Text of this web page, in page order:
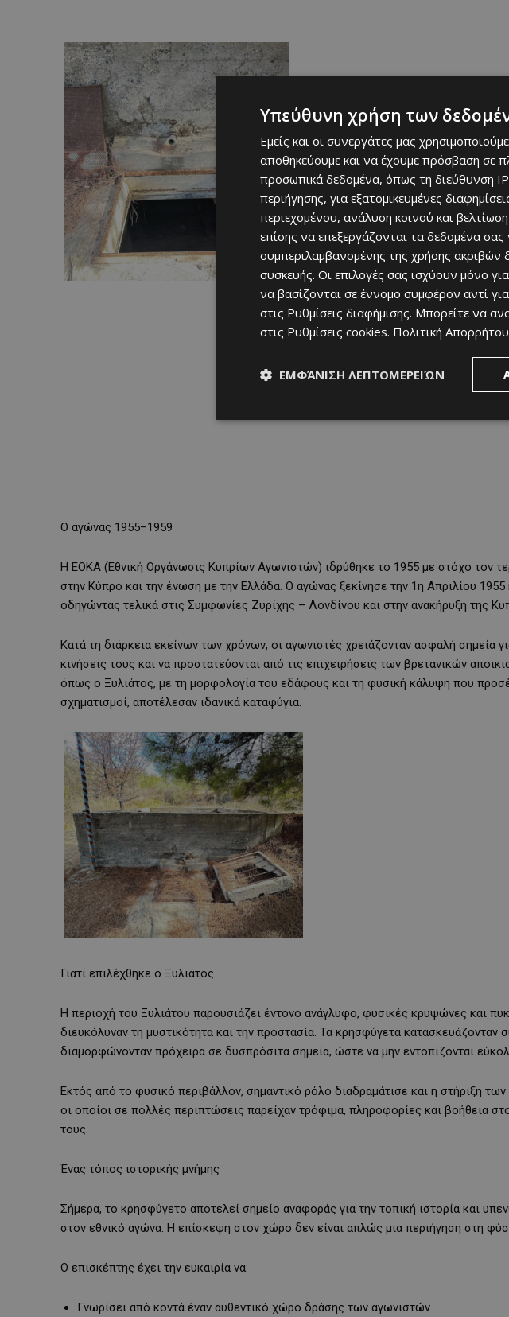
Ο αγώνας 1955–1959
Η ΕΟΚΑ (Εθνική Οργάνωσις Κυπρίων Αγωνιστών) ιδρύθηκε το 1955 με στόχο τον
στην Κύπρο και την ένωση με την Ελλάδα. Ο αγώνας ξεκίνησε την 1η Απριλίου
οδηγώντας τελικά στις Συμφωνίες Ζυρίχης – Λονδίνου και στην ανακήρυξη της
Κατά τη διάρκεια εκείνων των χρόνων, οι αγωνιστές χρειάζονταν ασφαλή σημεία
κινήσεις τους και να προστατεύονται από τις επιχειρήσεις των βρετανικών
όπως ο Ξυλιάτος, με τη μορφολογία του εδάφους και τη φυσική κάλυψη που
σχηματισμοί, αποτέλεσαν ιδανικά καταφύγια.
Γιατί επιλέχθηκε ο Ξυλιάτος
Η περιοχή του Ξυλιάτου παρουσιάζει έντονο ανάγλυφο, φυσικές κρυψώνες και
διευκόλυναν τη μυστικότητα και την προστασία. Τα κρησφύγετα κατασκευάζονταν
διαμορφώνονταν πρόχειρα σε δυσπρόσιτα σημεία, ώστε να μην εντοπίζονται
Εκτός από το φυσικό περιβάλλον, σημαντικό ρόλο διαδραμάτισε και η στήριξη
οι οποίοι σε πολλές περιπτώσεις παρείχαν τρόφιμα, πληροφορίες και βοήθεια
τους.
Ένας τόπος ιστορικής μνήμης
Σήμερα, το κρησφύγετο αποτελεί σημείο αναφοράς για την τοπική ιστορία και
στον εθνικό αγώνα. Η επίσκεψη στον χώρο δεν είναι απλώς μια περιήγηση στη
Ο επισκέπτης έχει την ευκαιρία να:
Γνωρίσει από κοντά έναν αυθεντικό χώρο δράσης των αγωνιστών
Υπεύθυνη χρήση των
Εμείς και οι συνεργάτες μας
αποθηκεύουμε και να έχουμε πρόσβαση σε
προσωπικά δεδομένα, όπως τη διεύθυνση
περιήγησης, για εξατομικευμένες
περιεχομένου, ανάλυση κοινού και
επίσης να επεξεργάζονται τα δεδομένα
συμπεριλαμβανομένης της χρήσης ακριβών
συσκευής. Οι επιλογές σας ισχύουν μόνο
να βασίζονται σε έννομο συμφέρον αντί
στις Ρυθμίσεις διαφήμισης. Μπορείτε να
στις Ρυθμίσεις cookies. Πολιτική Απορρήτου
ΕΜΦΆΝΙΣΗ ΛΕΠΤΟΜΕΡΕΙΏΝ